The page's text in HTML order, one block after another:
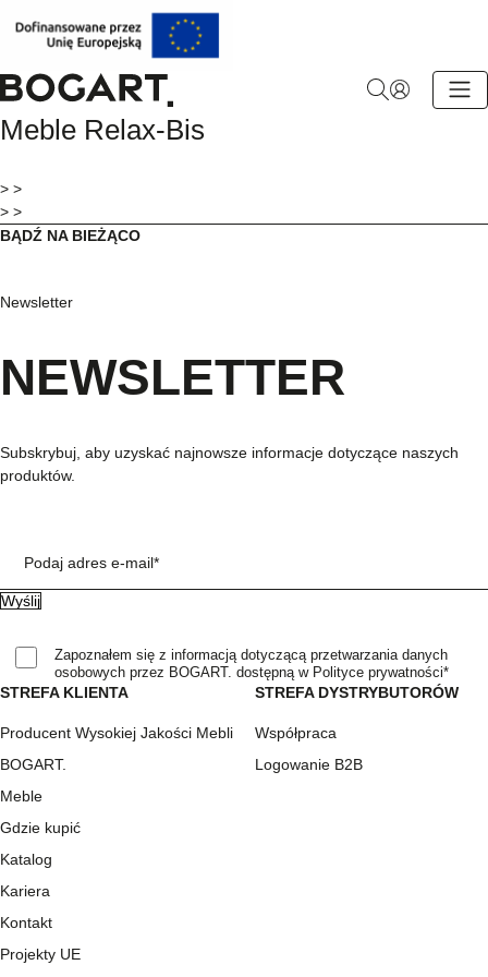
BOGART.
-
główna
Meble Relax-Bis
> >
> >
STREFA KLIENTA
Producent Wysokiej Jakości Mebli
BOGART.
Meble
Gdzie kupić
Katalog
Kariera
Kontakt
Projekty UE
STREFA DYSTRYBUTORÓW
Współpraca
Logowanie B2B
BĄDŹ NA BIEŻĄCO
Newsletter
NEWSLETTER
Subskrybuj, aby uzyskać najnowsze informacje dotyczące naszych
produktów.
Podaj adres e-mail*
Zapoznałem się z informacją dotyczącą przetwarzania danych
osobowych przez BOGART. dostępną w Polityce prywatności*